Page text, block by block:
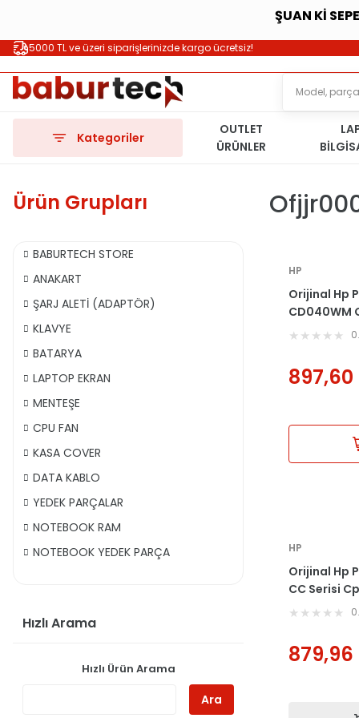
ŞUAN Kİ
5000 TL ve üzeri siparişlerinizde kargo ücretsiz!
Kategoriler
OUTLET
ÜRÜNLER
Ürün Grupları
BABURTECH STORE
ANAKART
ŞARJ ALETİ (ADAPTÖR)
KLAVYE
BATARYA
LAPTOP EKRAN
MENTEŞE
CPU FAN
KASA COVER
DATA KABLO
YEDEK PARÇALAR
NOTEBOOK RAM
NOTEBOOK YEDEK PARÇA
Hızlı Arama
Hızlı Ürün Arama
Ara
HP
Orijinal Hp
CD040WM
Fan
897,60
HP
Orijinal Hp
CC Serisi
Fan
879,96